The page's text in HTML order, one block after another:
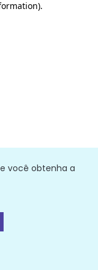
você obtenha a
.